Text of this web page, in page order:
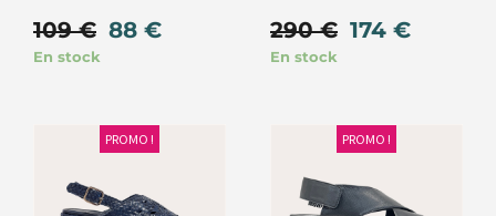
109€ 88 €
En stock
290€ 174 €
En stock
PROMO ! PROMO !